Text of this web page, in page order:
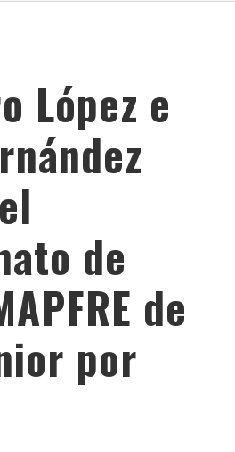
López e
de
de
por